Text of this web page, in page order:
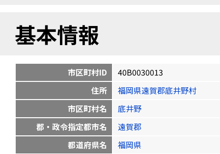
基本情報
市区町村ID
40B0030013
住所
福岡県遠賀郡底井野村
市区町村名
底井野
郡・政令指定都市名
遠賀郡
都道府県名
福岡県